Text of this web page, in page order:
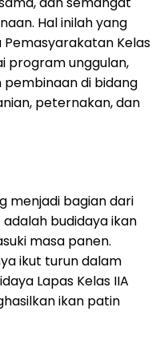
Hal inilah yang
Kelas
program unggulan,
di bidang
peternakan, dan
menjadi bagian dari
budidaya ikan
masa panen.
ikut turun dalam
Lapas Kelas IIA
ikan patin